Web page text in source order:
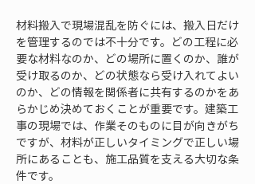
材料搬入で現場混乱を防ぐには、搬入日だけ
を管理するのでは不十分です。どの工程に必
要な材料なのか、どの場所に置くのか、誰が
受け取るのか、どの状態なら受け入れてよい
のか、どの情報を関係者に共有するのかをあ
らかじめ決めておくことが重要です。建築工
事の現場では、作業そのものに目が向きがち
ですが、材料が正しいタイミングで正しい場
所にあることも、施工品質を支える大切な条
件です。